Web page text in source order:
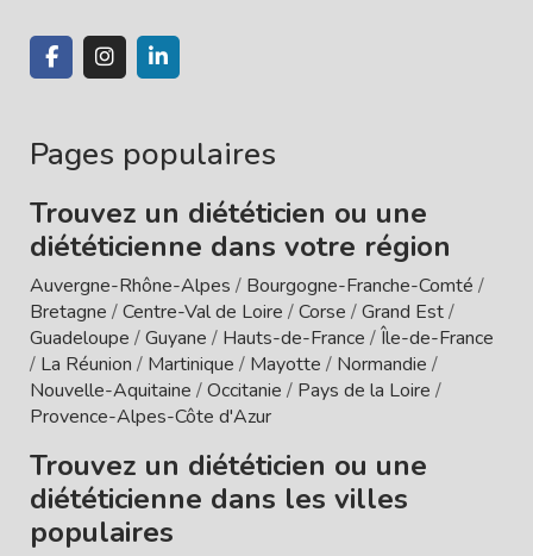
Pages populaires
Trouvez un diététicien ou une
diététicienne dans votre région
Auvergne-Rhône-Alpes / Bourgogne-Franche-Comté /
Bretagne /Centre-Val de Loire /Corse /Grand Est/
Guadeloupe /Guyane / Hauts-de-France /Île-de-France
/ La Réunion / Martinique / Mayotte / Normandie /
Nouvelle-Aquitaine /Occitanie / Pays de la Loire /
Provence-Alpes-Côte d'Azur
Trouvez un diététicien ou une
diététicienne dans les villes
populaires